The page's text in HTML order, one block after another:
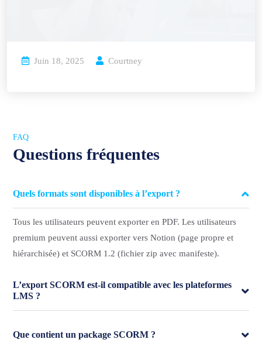
Juin 18, 2025 Courtney
FAQ
Questions fréquentes
Quels formats sont disponibles à l’export ?
Tous les utilisateurs peuvent exporter en PDF. Les utilisateurs
premium peuvent aussi exporter vers Notion (page propre et
hiérarchisée) et SCORM 1.2 (fichier zip avec manifeste).
L’export SCORM est-il compatible avec les plateformes
LMS ?
Que contient un package SCORM ?